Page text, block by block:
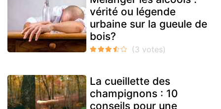
vérité ou légende
urbaine sur la gueule de
bois?
La cueillette des
champignons : 10
conseils pour une